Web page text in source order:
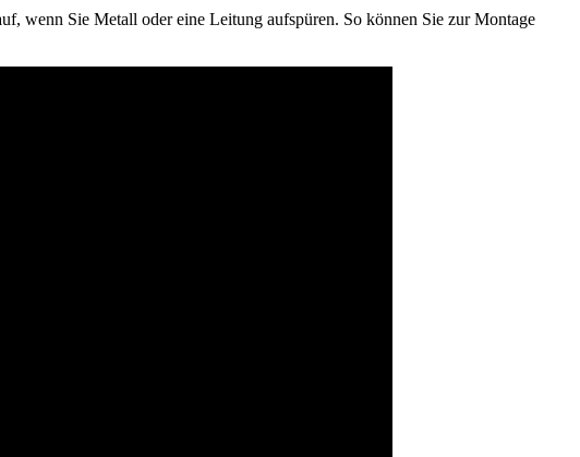
wenn Sie Metall oder eine Leitung aufspüren. So können Sie zur Montage